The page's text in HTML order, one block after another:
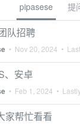
pipasese 提
队招聘
• Nov 20, 2024 •
、安卓
• Feb 1, 2024 •
家帮忙看看